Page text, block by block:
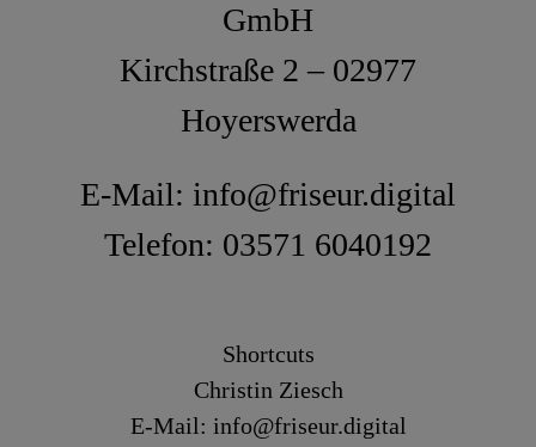
GmbH
Kirchstraße 2 – 02977
Hoyerswerda
E-Mail: info@friseur.digital
Telefon: 03571 6040192
Shortcuts
Christin Ziesch
E-Mail: info@friseur.digital